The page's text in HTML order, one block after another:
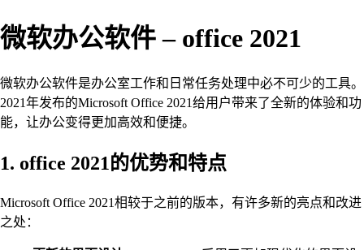
微软办公软件 – office 2021
微软办公软件是办公室工作和日常任务处理中必不可少的工具。
2021年发布的Microsoft Office 2021给用户带来了全新的体验和功
能，让办公变得更加高效和便捷。
1. office 2021的优势和特点
Microsoft Office 2021相较于之前的版本，有许多新的亮点和改进
之处：